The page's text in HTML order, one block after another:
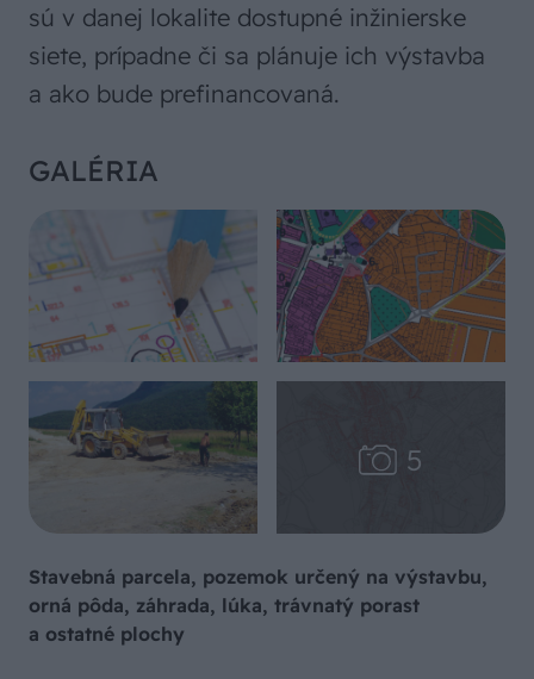
sú v danej lokalite dostupné inžinierske
siete, prípadne či sa plánuje ich výstavba
a ako bude prefinancovaná.
GALÉRIA
Stavebná parcela, pozemok určený na výstavbu,
orná pôda, záhrada, lúka, trávnatý porast
a ostatné plochy